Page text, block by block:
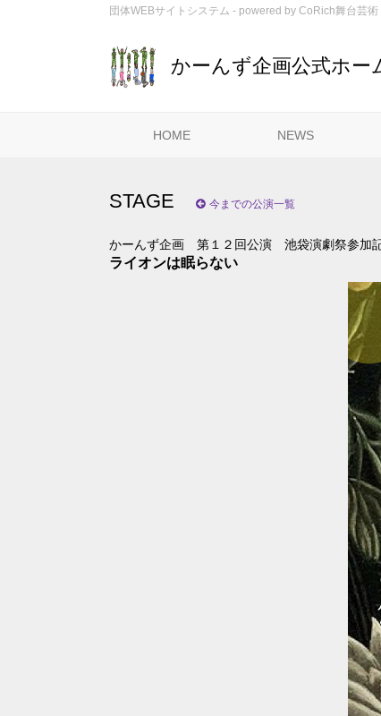
団体WEBサイトシステム - powered by CoRich舞台芸術
かーんず企画公式ホー
HOME NEWS
STAGE 今までの公演一覧
かーんず企画 第１２回公演 池袋演劇祭参加
ライオンは眠らない